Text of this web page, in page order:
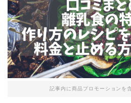
記事内に商品プロモーションを